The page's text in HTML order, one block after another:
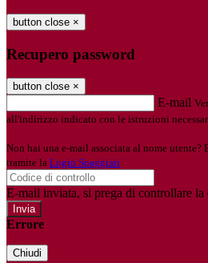
button close ×
Recupero password
button close ×
E-mail
all'indirizzo indicato con le istruzioni
Non hai una e-mail associata al nome utente?
tramite la Login Spaggiari
E-mail inviata, si prega di controllare la
Errore
Chiudi